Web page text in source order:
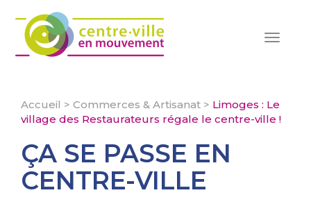
Toggle
Accueil > Commerces & Artisanat > Limoges : Le
village des Restaurateurs régale le centre-ville !
ÇA SE PASSE EN
CENTRE-VILLE